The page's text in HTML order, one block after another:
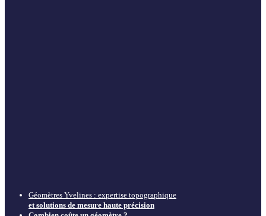
Géomètres Yvelines : expertise topographique
et solutions de mesure haute précision